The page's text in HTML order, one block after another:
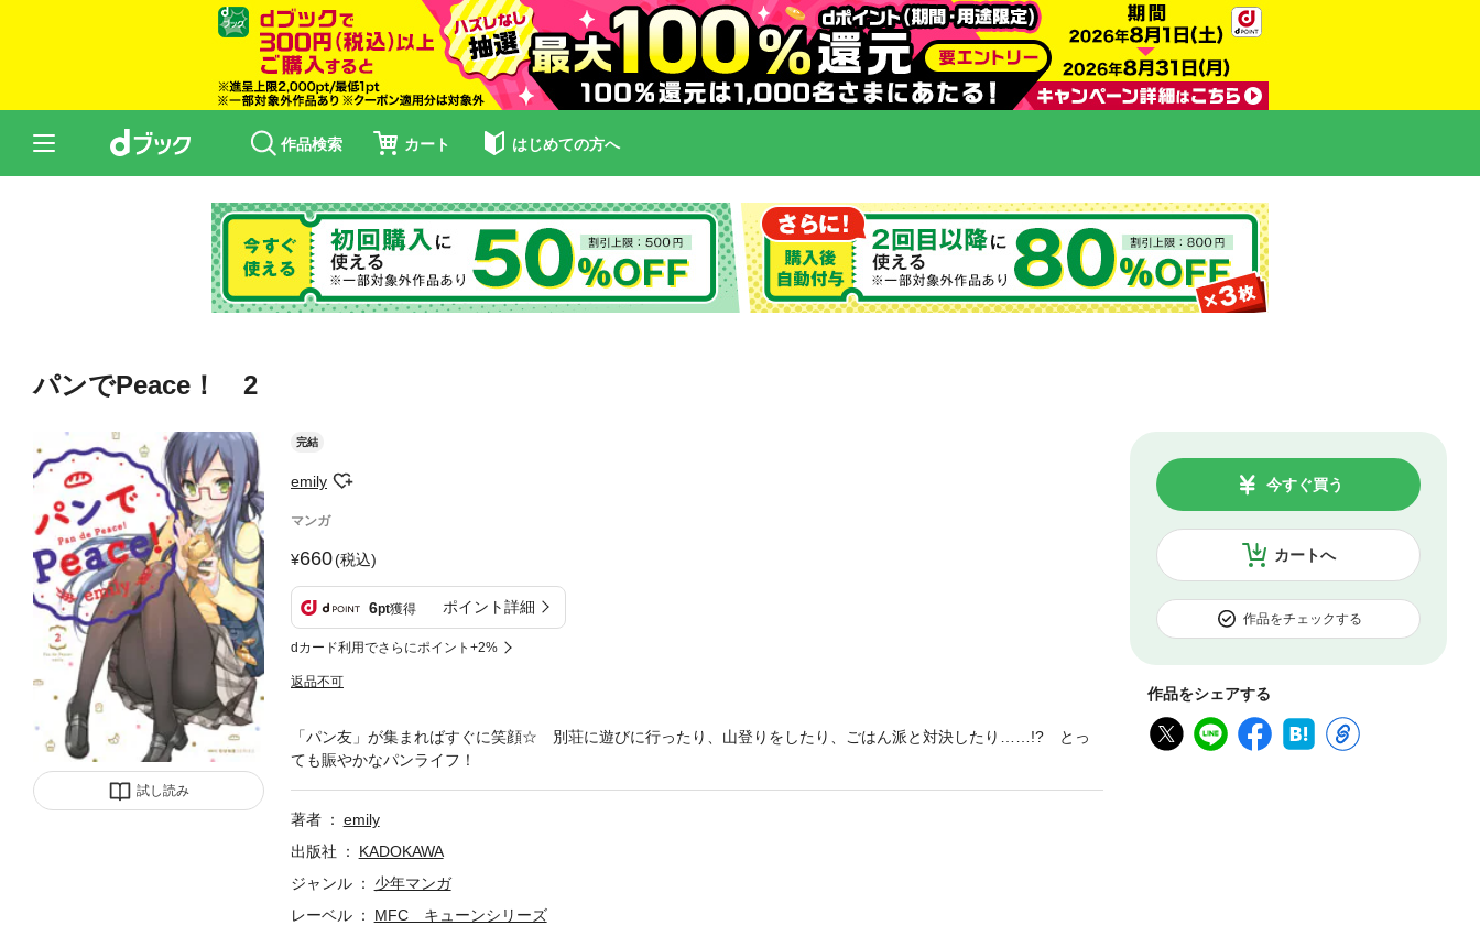
作品検索 カート はじめての方へ
パンでPeace！ 2
試し読み
完結
emily
マンガ
660(税込)
6pt獲得 ポイント詳細
dカード利用でさらにポイント+2%
返品不可
カートへ
今すぐ買う
作品をチェックする
作品をシェアする
「パン友」が集まればすぐに笑顔☆ 別荘に遊びに行ったり、山登りをしたり、ごはん派と対決したり……!? とっ
ても賑やかなパンライフ！
著者
emily
出版社
KADOKAWA
ジャンル
少年マンガ
レーベル
MFC キューンシリーズ